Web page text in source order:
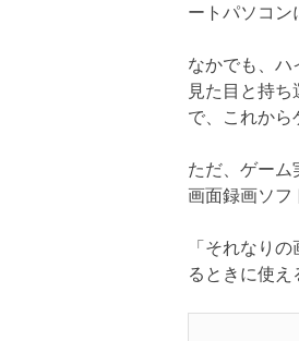
ートパソコン
なかでも、
見た目と持
で、これから
ただ、ゲーム
画面録画ソフ
「それなり
るときに使え